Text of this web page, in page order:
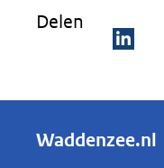
Delen
e
e
Waddenzee.nl